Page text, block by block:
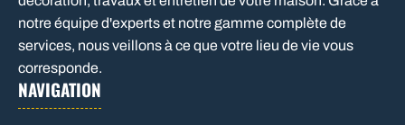
notre équipe d'experts et notre gamme complète de
services, nous veillons à ce que votre lieu de vie vous
corresponde.
NAVIGATION